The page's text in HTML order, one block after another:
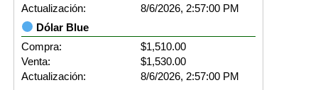
Actualización:
8/6/2026, 2:57:00 PM
Dólar Blue
Compra:
$1,510.00
Venta:
$1,530.00
Actualización:
8/6/2026, 2:57:00 PM